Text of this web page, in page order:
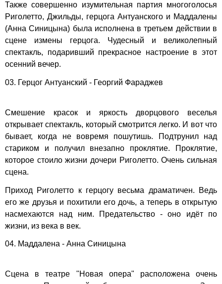
Также совершенно изумительная партия многоголосья
Риголетто, Джильды, герцога Антуанского и Маддалены
(Анна Синицына) была исполнена в третьем действии в
сцене измены герцога. Чудесный и великолепный
спектакль, подаривший прекрасное настроение в этот
осенний вечер.
03. Герцог Антуанский - Георгий Фараджев
Смешение красок и яркость дворцового веселья
открывает спектакль, который смотрится легко. И вот что
бывает, когда не вовремя пошутишь. Подтрунил над
стариком и получил внезапно проклятие. Проклятие,
которое стоило жизни дочери Риголетто. Очень сильная
сцена.
Приход Риголетто к герцогу весьма драматичен. Ведь
его же друзья и похитили его дочь, а теперь в открытую
насмехаются над ним. Предательство - оно идёт по
жизни, из века в век.
04. Маддалена - Анна Синицына
Сцена в театре "Новая опера" расположена очень